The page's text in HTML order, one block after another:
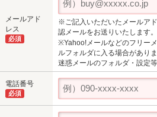
メールアド
レス
必須
※ご記入いただいたメールア
認メールをお送りいたします。
※Yahoo!メールなどのフリー
ルフォルダに入る場合がありま
迷惑メールのフォルダ・設定
電話番号
必須